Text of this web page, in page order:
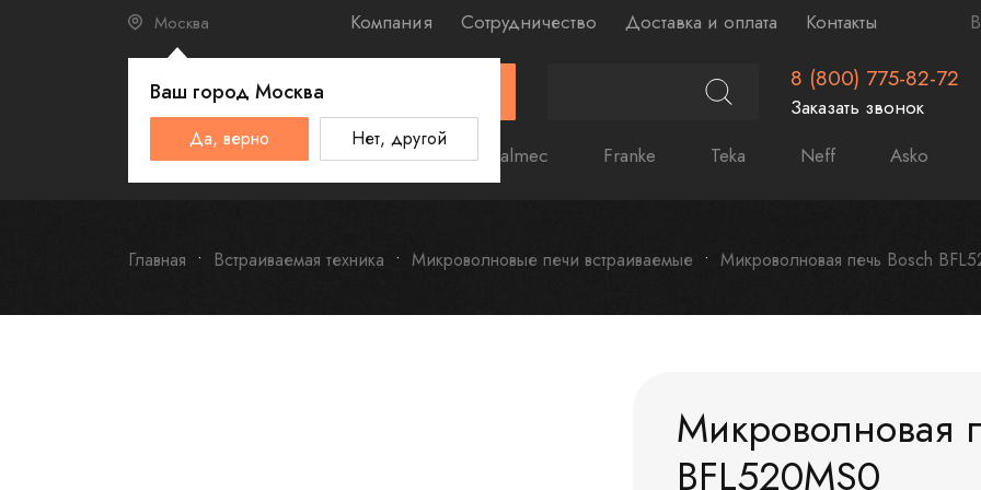
Москва
Ваш город Москва
Да, верно Нет, другой
Компания Сотрудничество Доставка и оплата Контакты
8 (800) 775-82-72
Заказать звонок
Schulthess Smeg Omoikiri Falmec Franke Teka Neff Asko
Главная Встраиваемая техника Микроволновые печи встраиваемые Микроволновая печь Bosch
Микроволновая
BFL520MS0